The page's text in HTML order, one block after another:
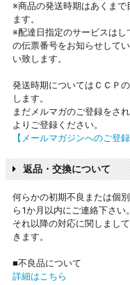
※商品の発送時期はあくまで
ます。
※配達日指定のサービスは
の伝票番号をお知らせして
い致します。
発送時期についてはＣＣＰ
します。
まだメルマガのご登録をさ
よりご登録ください。
【メールマガジンへのご登録
返品・交換について
何らかの初期不良または個
ら1か月以内にご連絡下さい。
それ以降の対応に関しまし
きます。
■不良品について
詳細はこちら